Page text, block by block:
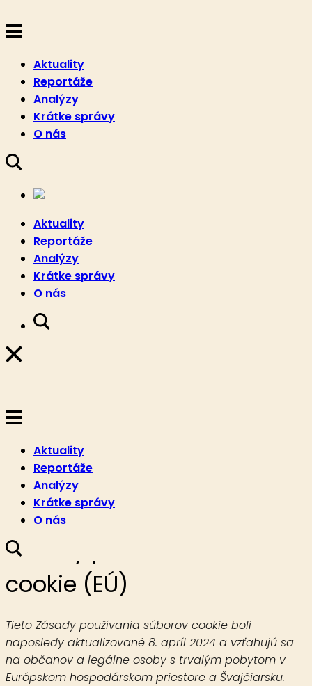
Aktuality
Reportáže
Analýzy
Krátke správy
O nás
Aktuality
Reportáže
Analýzy
Krátke správy
O nás
Aktuality
Reportáže
Analýzy
Krátke správy
O nás
Zásady používania súborov
cookie (EÚ)
Tieto Zásady používania súborov cookie boli
naposledy aktualizované 8. apríl 2024 a vzťahujú sa
na občanov a legálne osoby s trvalým pobytom v
Európskom hospodárskom priestore a Švajčiarsku.